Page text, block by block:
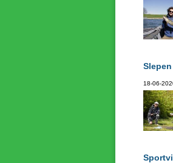
18-06-